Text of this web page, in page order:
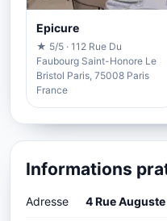
Epicure
★ 5/5 · 112 Rue Du
Faubourg Saint-Honore Le
Bristol Paris, 75008 Paris
France
Informations
Adresse 4 Rue